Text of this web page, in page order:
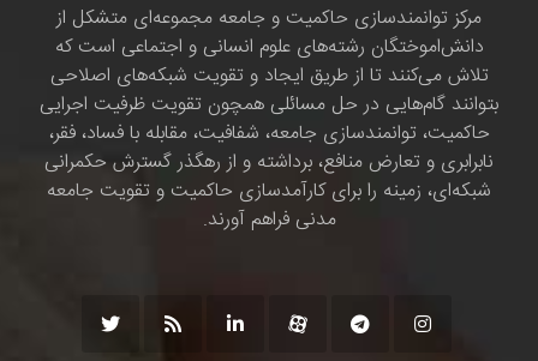
مرکز توانمندسازی حاکمیت و جامعه مجموعه‌ای متشکل از
دانش‌اموختگان رشته‌های علوم انسانی و اجتماعی است که
تلاش می‌کنند تا از طریق ایجاد و تقویت شبکه‌های اصلاحی
بتوانند گام‌هایی در حل مسائلی همچون تقویت ظرفیت اجرایی
حاکمیت، توانمندسازی جامعه، شفافیت، مقابله با فساد، فقر،
نابرابری و تعارض منافع، برداشته و از رهگذر گسترش حکمرانی
شبکه‌ای، زمینه را برای کارآمدسازی حاکمیت و تقویت جامعه
مدنی فراهم آورند.